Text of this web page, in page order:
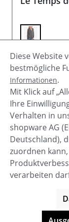
24,50 €
Service-
Diese Website
bestmögliche
Informationen.
Mit Klick auf
Ihre
Verhalten in
shopware AG
Deutschland),
zuordnen kann,
verarbeiten